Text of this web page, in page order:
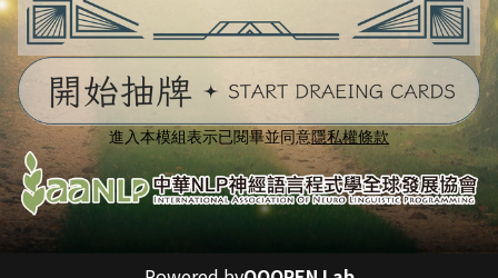
進入本模組表示已閱畢並同意隱私權條款